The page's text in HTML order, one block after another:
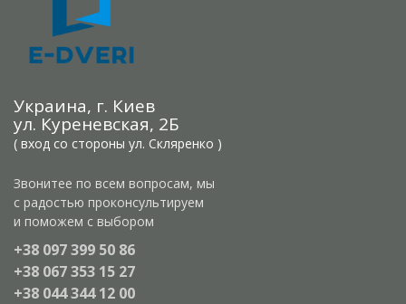
Украина, г. Киев
ул. Куреневская, 2Б
( вход со стороны ул. Скляренко )
Звонитее по всем вопросам, мы
с радостью проконсультируем
и поможем с выбором
+38 097 399 50 86
+38 067 353 15 27
+38 044 344 12 00